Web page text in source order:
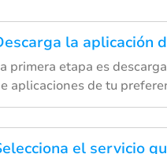
la aplicación
primera etapa es
aplicaciones de tu
el servicio